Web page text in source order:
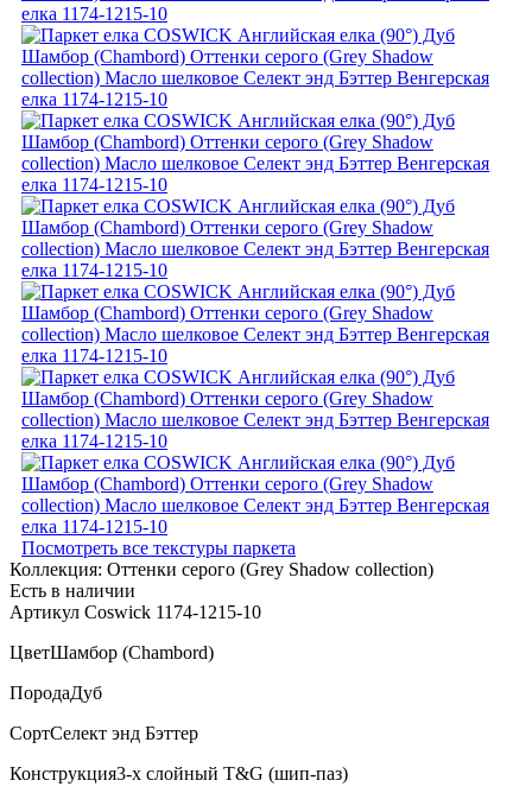
Посмотреть все текстуры паркета
Коллекция: Оттенки серого (Grеy Shadow collection)
Есть в наличии
Артикул Coswick 1174-1215-10
ЦветШамбор (Chambord)
ПородаДуб
СортСелект энд Бэттер
Конструкция3-х слойный T&G (шип-паз)